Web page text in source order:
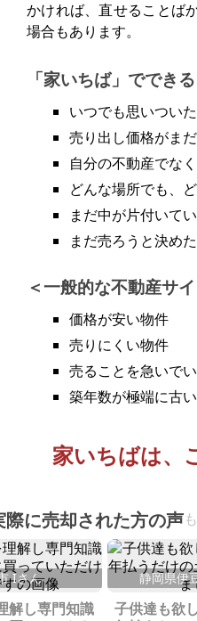
かければ、直せることば
場合もあります。
「家いちば」ででき
いつでも思いつい
売り出し価格がま
自分の不動産でな
どんな場所でも、
まだ中が片付いて
まだ売ろうと決め
一般的な不動産サ
価格が安い物件
売りにくい物件
売ることを急いで
築年数が極端に古
家いちばは、
際に売却された方の声
Iさん
解し専門知識
静岡県伊
子供達も欲